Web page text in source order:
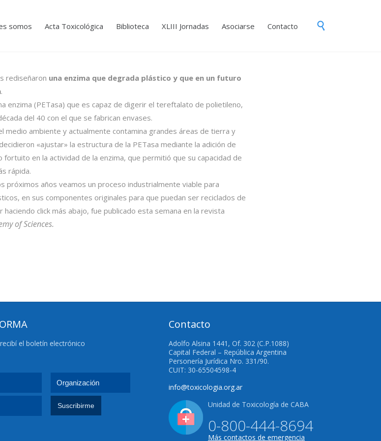
Skip
somos Acta Toxicológica Biblioteca XLIII Jornadas Asociarse Contacto 
rediseñaron una enzima que degrada plástico y que en un futuro
.
enzima (PETasa) que es capaz de digerir el tereftalato de polietileno,
del 40 con el que se fabrican envases.
medio ambiente y actualmente contamina grandes áreas de tierra y
«ajustar» la estructura de la PETasa mediante la adición de
fortuito en la actividad de la enzima, que permitió que su capacidad de
rápida.
próximos años veamos un proceso industrialmente viable para
en sus componentes originales para que puedan ser reciclados de
click más abajo, fue publicado esta semana en la revista
of Sciences.
el boletín electrónico
Contacto
Adolfo Alsina 1441, Of. 302 (C.P.1088)
Capital Federal – República Argentina
Personería Jurídica Nro. 331/90.
CUIT: 30-65504598-4
info@toxicologia.org.ar
Unidad de Toxicología de CABA
0-800-444-8694
Más contactos de emergencia